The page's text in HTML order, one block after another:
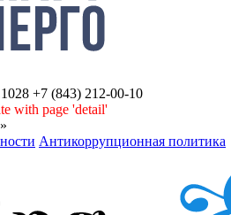
+7 (843) 212-00-10
with page 'detail'
Антикоррупционная политика